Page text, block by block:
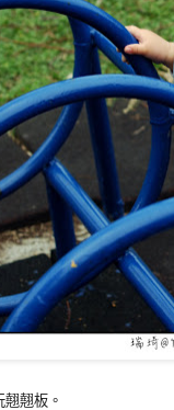
翹板。